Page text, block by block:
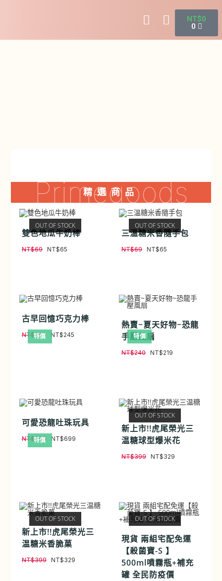
NT$0
0
精選商品
Primegoods
OUT OF STOCK
雙色地瓜牛奶棒
NT$69 NT$65
OUT OF STOCK
三溫糖米香隨手包
NT$69 NT$65
特價
古早回憶巧克力棒
NT$249 NT$245 特價
熱賣~夏天好物~恐龍
手壓風扇
NT$240 NT$219
特價
可愛恐龍吐珠玩具
NT$799 NT$699
OUT OF STOCK
新上市!!虎尾榮光三
温糖球型爆米花
NT$399 NT$329
OUT OF STOCK
新上市!!虎尾榮光三
温糖米香脆菓
NT$399 NT$329
OUT OF STOCK
現貨 兩組宅配免運
【殺菌寶-S 】
500ml噴霧瓶+補充
罐 全民防疫價